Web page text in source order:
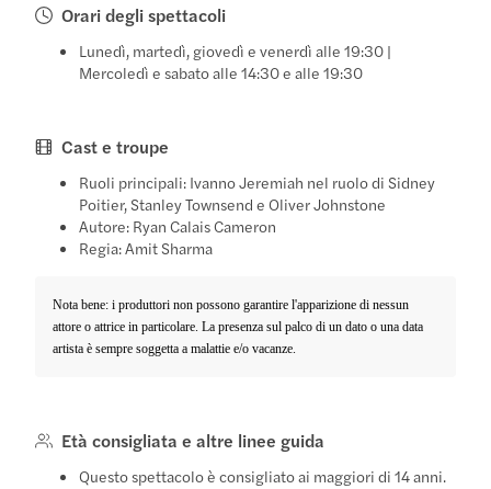
Orari degli spettacoli
Lunedì, martedì, giovedì e venerdì alle 19:30 |
Mercoledì e sabato alle 14:30 e alle 19:30
Cast e troupe
Ruoli principali: Ivanno Jeremiah nel ruolo di Sidney
Poitier, Stanley Townsend e Oliver Johnstone
Autore: Ryan Calais Cameron
Regia: Amit Sharma
Nota bene: i produttori non possono garantire l'apparizione di nessun
attore o attrice in particolare. La presenza sul palco di un dato o una data
artista è sempre soggetta a malattie e/o vacanze.
Età consigliata e altre linee guida
Questo spettacolo è consigliato ai maggiori di 14 anni.